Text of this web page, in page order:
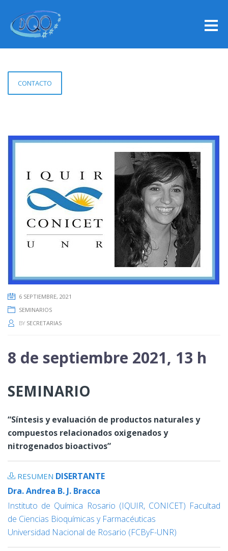
CONTACTO
6 SEPTIEMBRE, 2021
SEMINARIOS
BY SECRETARIAS
8 de septiembre 2021, 13 h
SEMINARIO
“Síntesis y evaluación de productos naturales y
compuestos relacionados oxigenados y
nitrogenados bioactivos”
RESUMEN DISERTANTE
Dra. Andrea B. J. Bracca
Instituto de Química Rosario (IQUIR, CONICET) Facultad
de Ciencias Bioquímicas y Farmacéuticas
Universidad Nacional de Rosario (FCByF-UNR)